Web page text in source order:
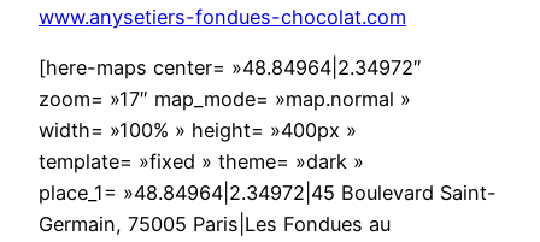
www.anysetiers-fondues-chocolat.com
[here-maps center= »48.84964|2.34972″
zoom= »17″ map_mode= »map.normal »
width= »100% » height= »400px »
template= »fixed » theme= »dark »
place_1= »48.84964|2.34972|45 Boulevard Saint-
Germain, 75005 Paris|Les Fondues au